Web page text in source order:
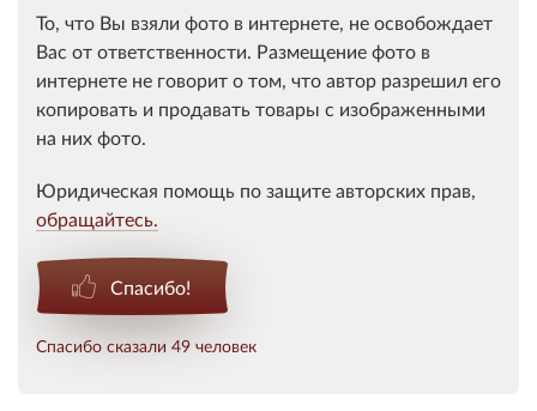
То, что Вы взяли фото в интернете, не освобождает
Вас от ответственности. Размещение фото в
интернете не говорит о том, что автор разрешил его
копировать и продавать товары с изображенными
на них фото.
Юридическая помощь по защите авторских прав,
обращайтесь.
Спасибо!
Спасибо сказали 49 человек